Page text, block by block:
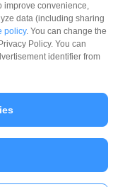
improve convenience,
data (including sharing
policy. You can change the
Policy. You can
identifier from